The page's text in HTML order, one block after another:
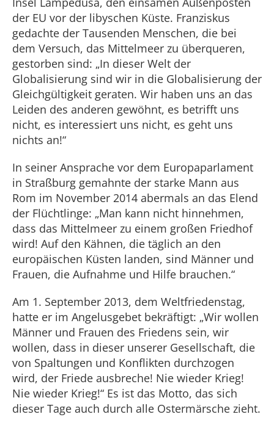
der EU vor der libyschen Küste. Franziskus
gedachte der Tausenden Menschen, die bei
dem Versuch, das Mittelmeer zu überqueren,
gestorben sind: „In dieser Welt der
Globalisierung sind wir in die Globalisierung der
Gleichgültigkeit geraten. Wir haben uns an das
Leiden des anderen gewöhnt, es betrifft uns
nicht, es interessiert uns nicht, es geht uns
nichts an!“
In seiner Ansprache vor dem Europaparlament
in Straßburg gemahnte der starke Mann aus
Rom im November 2014 abermals an das Elend
der Flüchtlinge: „Man kann nicht hinnehmen,
dass das Mittelmeer zu einem großen Friedhof
wird! Auf den Kähnen, die täglich an den
europäischen Küsten landen, sind Männer und
Frauen, die Aufnahme und Hilfe brauchen.“
Am 1. September 2013, dem Weltfriedenstag,
hatte er im Angelusgebet bekräftigt: „Wir wollen
Männer und Frauen des Friedens sein, wir
wollen, dass in dieser unserer Gesellschaft, die
von Spaltungen und Konflikten durchzogen
wird, der Friede ausbreche! Nie wieder Krieg!
Nie wieder Krieg!“ Es ist das Motto, das sich
dieser Tage auch durch alle Ostermärsche zieht.